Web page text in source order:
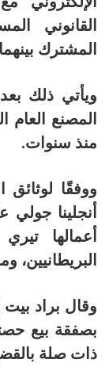
القانوني
المشترك
ويأتي ذلك
المصنع العام
منذ سنوات.
ووفقًا لوثائق
أنجلينا
أعمالها
البريطانيين،
وقال براد
بصفقة بيع
ذات صلة